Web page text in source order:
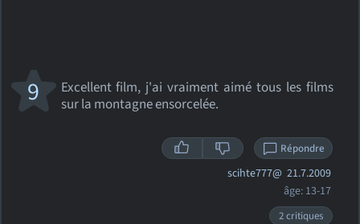
Excellent film, j'ai vraiment aimé tous les films
sur la montagne ensorcelée.
9
Répondre
scihte777@ 21.7.2009
âge: 13-17
2 critiques